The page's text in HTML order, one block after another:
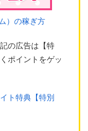
）の稼ぎ方
の広告は【特
ポイントをゲッ
ト特典【特別